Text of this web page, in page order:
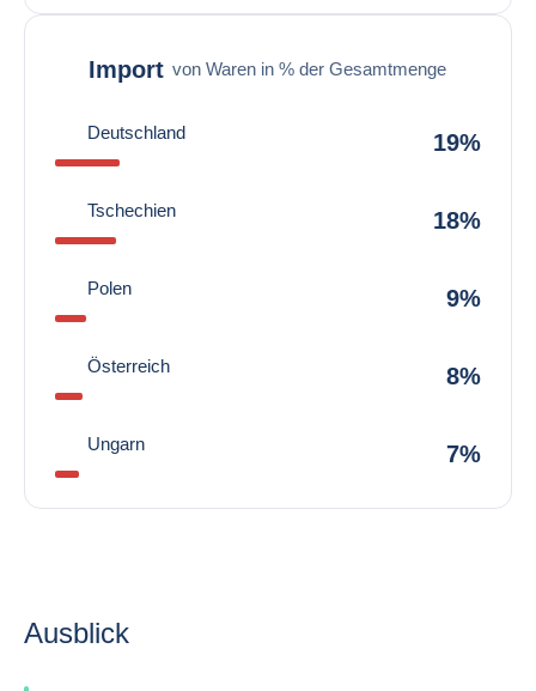
Import von Waren in % der Gesamtmenge
Deutschland 19%
Tschechien 18%
Polen 9%
Österreich 8%
Ungarn 7%
Ausblick